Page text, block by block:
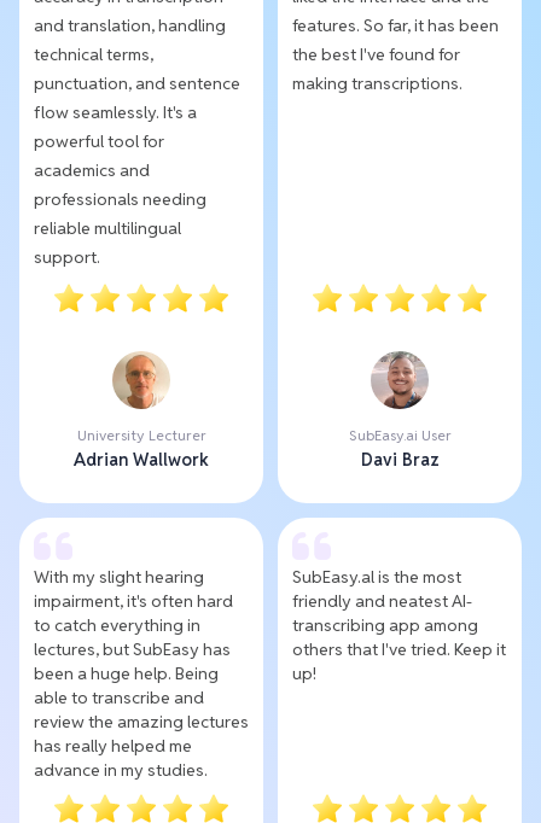
and translation, handling
technical terms,
punctuation, and sentence
flow seamlessly. It's a
powerful tool for
academics and
professionals needing
reliable multilingual
support.
University Lecturer
Adrian Wallwork
features. So far, it has been
the best I've found for
making transcriptions.
SubEasy.ai User
Davi Braz
With my slight hearing
impairment, it's often hard
to catch everything in
lectures, but SubEasy has
been a huge help. Being
able to transcribe and
review the amazing lectures
has really helped me
advance in my studies.
SubEasy.al is the most
friendly and neatest AI-
transcribing app among
others that I've tried. Keep it
up!